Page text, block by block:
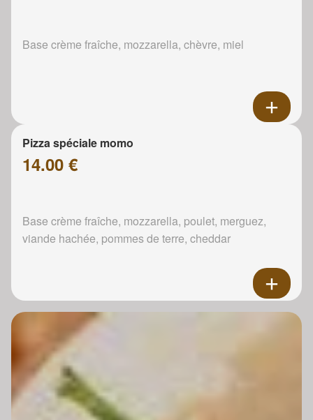
Base crème fraîche, mozzarella, chèvre, miel
Pizza spéciale momo
14.00 €
Base crème fraîche, mozzarella, poulet, merguez,
viande hachée, pommes de terre, cheddar